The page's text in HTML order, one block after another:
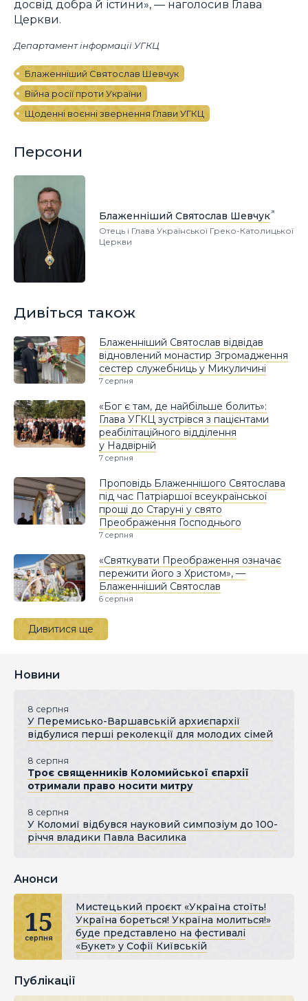
досвід добра й істини», — наголосив Глава
Церкви.
Департамент інформації УГКЦ
Блаженніший Святослав Шевчук
Війна росії проти України
Щоденні воєнні звернення Глави УГКЦ
Персони
Блаженніший Святослав Шевчук
Отець і Глава Української Греко-Католицької
Церкви
Дивіться також
Блаженніший Святослав відвідав
відновлений монастир Згромадження
сестер служебниць у Микуличині
7 серпня
«Бог є там, де найбільше болить»:
Глава УГКЦ зустрівся з пацієнтами
реабілітаційного відділення
у Надвірній
7 серпня
Проповідь Блаженнішого Святослава
під час Патріаршої всеукраїнської
прощі до Старуні у свято
Преображення Господнього
7 серпня
«Святкувати Преображення означає
пережити його з Христом», —
Блаженніший Святослав
6 серпня
Дивитися ще
Новини
8 серпня
У Перемисько-Варшавській архиєпархії
відбулися перші реколекції для молодих сімей
8 серпня
Троє священників Коломийської єпархії
отримали право носити митру
8 серпня
У Коломиї відбувся науковий симпозіум до 100-
річчя владики Павла Василика
Анонси
15
серпня
Мистецький проєкт «Україна стоїть!
Україна бореться! Україна молиться!»
буде представлено на фестивалі
«Букет» у Софії Київській
Публікації